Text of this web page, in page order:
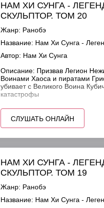
НАМ ХИ СУНГА -
СКУЛЬПТОР. ТОМ 20
Жанр: Ранобэ
Название: Нам Хи Сунга -
Автор: Нам Хи Сунга
Описание: Призвав Легион
Воинами Хаоса и пиратами
убивает с Великого Воина
катастрофы
СЛУШАТЬ ОНЛАЙН
НАМ ХИ СУНГА -
СКУЛЬПТОР. ТОМ 19
Жанр: Ранобэ
Название: Нам Хи Сунга -